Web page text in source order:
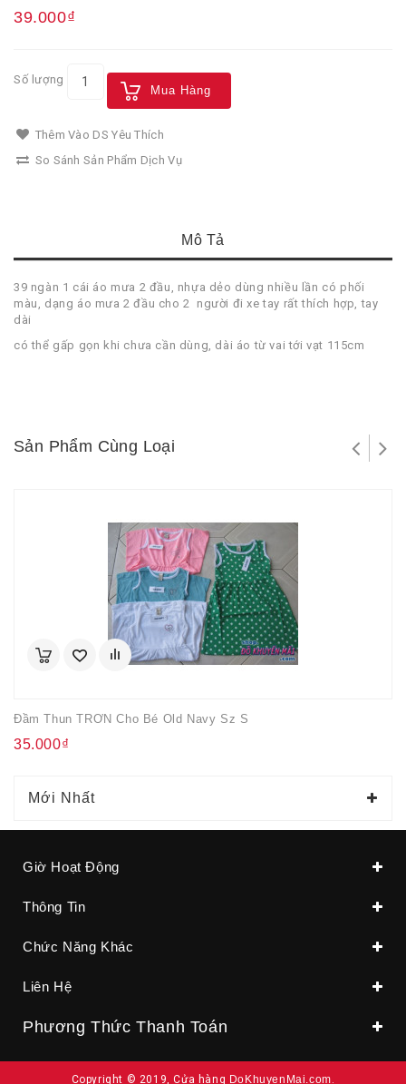
39.000₫
Số lượng
Mua Hàng
Thêm Vào DS Yêu Thích
So Sánh Sản Phẩm Dịch Vụ
Mô Tả
39 ngàn 1 cái áo mưa 2 đầu, nhựa dẻo dùng nhiều lần có phối
màu, dạng áo mưa 2 đầu cho 2 người đi xe tay rất thích hợp, tay
dài
có thể gấp gọn khi chưa cần dùng, dài áo từ vai tới vạt 115cm
Sản Phẩm Cùng Loại
Đầm Thun TRƠN Cho Bé Old Navy Sz S
35.000₫
Mới Nhất
Giờ Hoạt Động
Thông Tin
Chức Năng Khác
Liên Hệ
Phương Thức Thanh Toán
Copyright © 2019, Cửa hàng DoKhuyenMai.com